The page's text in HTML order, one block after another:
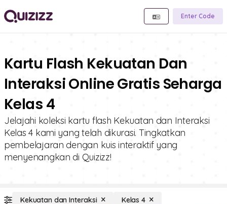
Enter Code
Kartu Flash Kekuatan Dan
Interaksi Online Gratis Seharga
Kelas 4
Jelajahi koleksi kartu flash Kekuatan dan Interaksi
Kelas 4 kami yang telah dikurasi. Tingkatkan
pembelajaran dengan kuis interaktif yang
menyenangkan di Quizizz!
Kekuatan dan Interaksi Kelas 4